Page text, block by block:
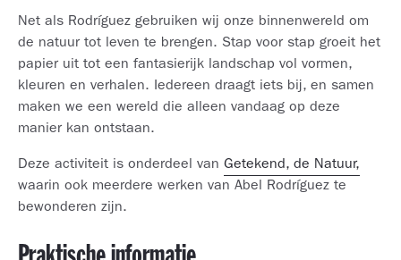
Net als Rodríguez gebruiken wij onze binnenwereld om
de natuur tot leven te brengen. Stap voor stap groeit het
papier uit tot een fantasierijk landschap vol vormen,
kleuren en verhalen. Iedereen draagt iets bij, en samen
maken we een wereld die alleen vandaag op deze
manier kan ontstaan.
Deze activiteit is onderdeel van Getekend, de Natuur,
waarin ook meerdere werken van Abel Rodríguez te
bewonderen zijn.